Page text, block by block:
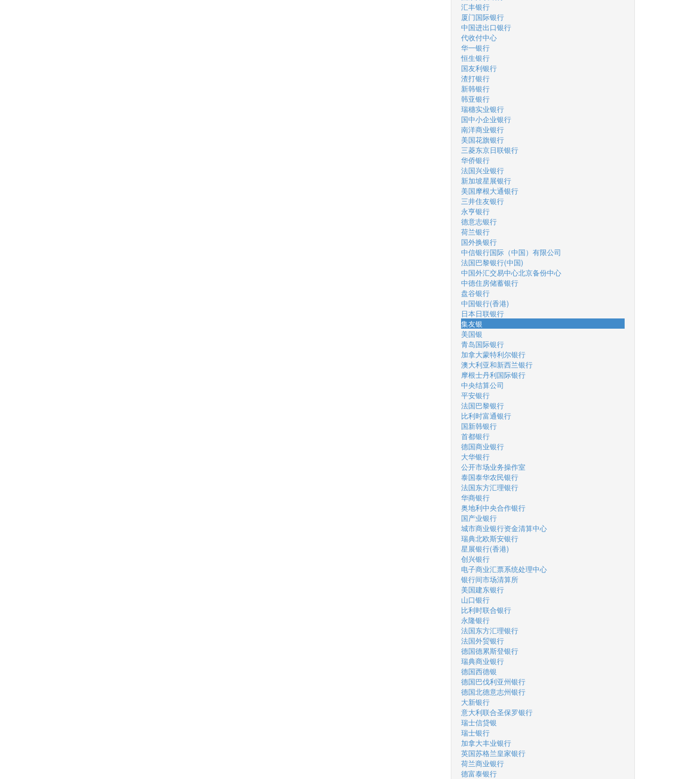
汇丰银行
厦门国际银行
中国进出口银行
代收付中心
华一银行
恒生银行
国友利银行
渣打银行
新韩银行
韩亚银行
瑞穗实业银行
国中小企业银行
南洋商业银行
美国花旗银行
三菱东京日联银行
华侨银行
法国兴业银行
新加坡星展银行
美国摩根大通银行
三井住友银行
永亨银行
德意志银行
荷兰银行
国外换银行
中信银行国际（中国）有限公司
法国巴黎银行(中国)
中国外汇交易中心北京备份中心
中德住房储蓄银行
盘谷银行
中国银行(香港)
日本日联银行
集友银
美国银
青岛国际银行
加拿大蒙特利尔银行
澳大利亚和新西兰银行
摩根士丹利国际银行
中央结算公司
平安银行
法国巴黎银行
比利时富通银行
国新韩银行
首都银行
德国商业银行
大华银行
公开市场业务操作室
泰国泰华农民银行
法国东方汇理银行
华商银行
奥地利中央合作银行
国产业银行
城市商业银行资金清算中心
瑞典北欧斯安银行
星展银行(香港)
创兴银行
电子商业汇票系统处理中心
银行间市场清算所
美国建东银行
山口银行
比利时联合银行
永隆银行
法国东方汇理银行
法国外贸银行
德国德累斯登银行
瑞典商业银行
德国西德银
德国巴伐利亚州银行
德国北德意志州银行
大新银行
意大利联合圣保罗银行
瑞士信贷银
瑞士银行
加拿大丰业银行
英国苏格兰皇家银行
荷兰商业银行
德富泰银行